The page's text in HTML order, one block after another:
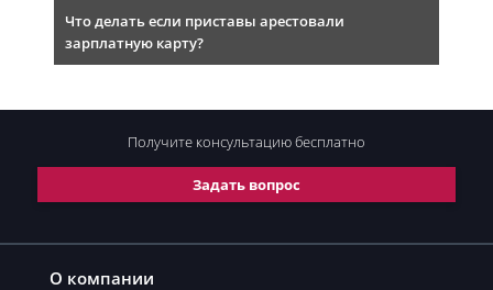
Что делать если приставы арестовали
зарплатную карту?
О компании
Задать вопрос
Получите консультациюбесплатно